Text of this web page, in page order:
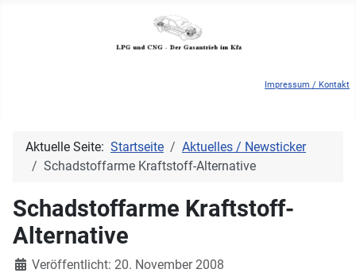
Impressum / Kontakt
Aktuelle Seite: Startseite
Aktuelles / Newsticker
Schadstoffarme Kraftstoff-Alternative
Schadstoffarme Kraftstoff-
Alternative
DetailsVeröffentlicht: 20. November 2008